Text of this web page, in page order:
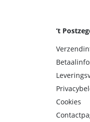
‘t
Cookies